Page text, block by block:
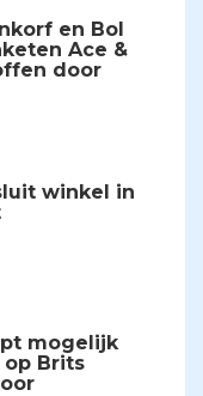
en Bol
Ace &
door
winkel in
mogelijk
op Brits